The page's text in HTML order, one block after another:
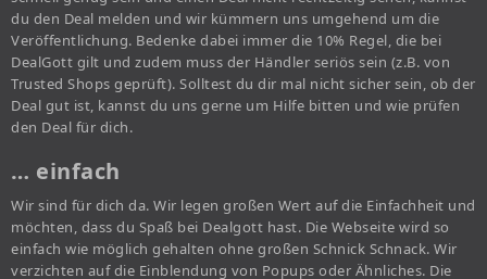
du den Deal melden und wir kümmern uns umgehend um die
Veröffentlichung. Bedenke dabei immer die 10% Regel, die bei
DealGott gilt und zudem muss der Händler seriös sein (z.B. von
Trusted Shops geprüft). Solltest du dir mal nicht sicher sein, ob der
Deal gut ist, kannst du uns gerne um Hilfe bitten und wie prüfen
den Deal für dich.
… einfach
Wir sind für dich da. Wir legen großen Wert auf die Einfachheit und
möchten, dass du Spaß bei Dealgott hast. Die Webseite wird so
einfach wie möglich gehalten ohne großen Schnick Schnack. Wir
verzichten auf die Einblendung von Popups oder Ähnliches. Die